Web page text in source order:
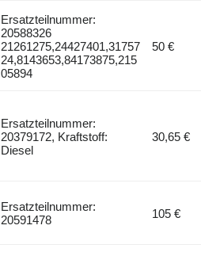
Ersatzteilnummer:
20588326
21261275,24427401,31757
24,8143653,84173875,215
05894
50 €
Ersatzteilnummer:
20379172, Kraftstoff:
Diesel
30,65 €
Ersatzteilnummer:
20591478
105 €